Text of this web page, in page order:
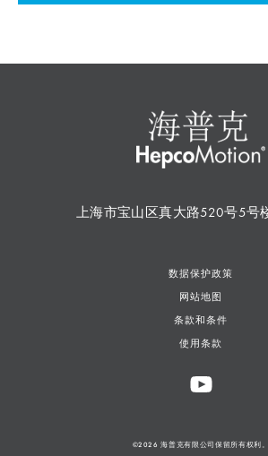
上海市宝山区真大路520号5号
数据保护政策
网站地图
条款和条件
使用条款
©2026 海普克有限公司保留所有权利。